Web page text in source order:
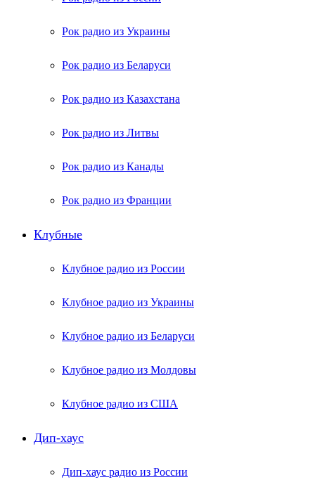
Рок радио из Украины
Рок радио из Беларуси
Рок радио из Казахстана
Рок радио из Литвы
Рок радио из Канады
Рок радио из Франции
Клубные
Клубное радио из России
Клубное радио из Украины
Клубное радио из Беларуси
Клубное радио из Молдовы
Клубное радио из США
Дип-хаус
Дип-хаус радио из России